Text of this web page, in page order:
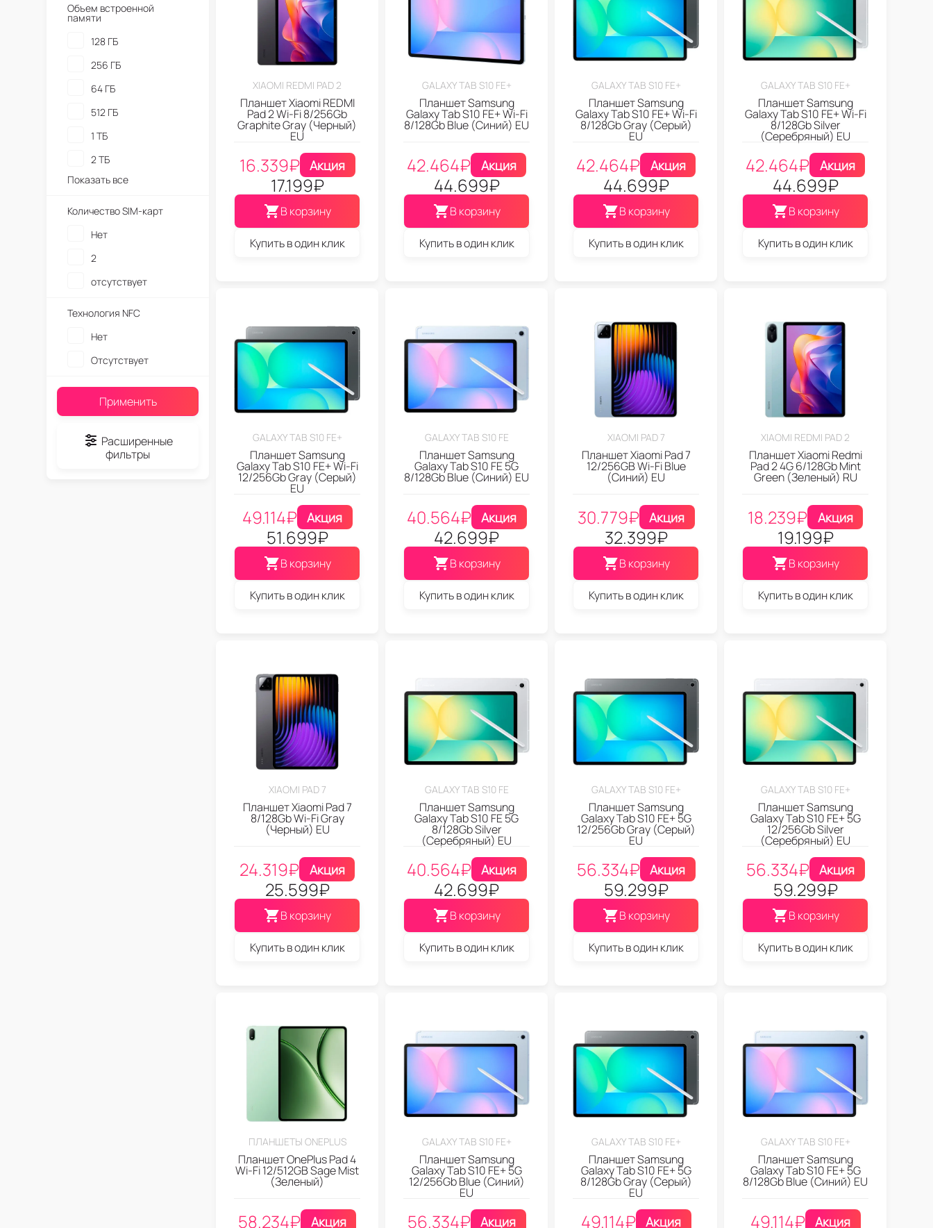
XIAOMI REDMI PAD 2
Планшет Xiaomi REDMI
Pad 2 Wi-Fi 8/256Gb
Graphite Gray (Черный)
EU
16.339₽ Акция
17.199₽
В корзину
Купить в один клик
GALAXY TAB S10 FE+
Планшет Samsung
Galaxy Tab S10 FE+ Wi-Fi
8/128Gb Blue (Синий) EU
42.464₽ Акция
44.699₽
В корзину
Купить в один клик
GALAXY TAB S10 FE+
Планшет Samsung
Galaxy Tab S10 FE+ Wi-Fi
8/128Gb Gray (Серый)
EU
42.464₽ Акция
44.699₽
В корзину
Купить в один клик
GALAXY TAB S10 FE+
Планшет Samsung
Galaxy Tab S10 FE+ Wi-Fi
8/128Gb Silver
(Серебряный) EU
42.464₽ Акция
44.699₽
В корзину
Купить в один клик
GALAXY TAB S10 FE+
Планшет Samsung
Galaxy Tab S10 FE+ Wi-Fi
12/256Gb Gray (Серый)
EU
49.114₽ Акция
51.699₽
В корзину
Купить в один клик
GALAXY TAB S10 FE
Планшет Samsung
Galaxy Tab S10 FE 5G
8/128Gb Blue (Синий) EU
40.564₽ Акция
42.699₽
В корзину
Купить в один клик
XIAOMI PAD 7
Планшет Xiaomi Pad 7
12/256GB Wi-Fi Blue
(Синий) EU
30.779₽ Акция
32.399₽
В корзину
Купить в один клик
XIAOMI REDMI PAD 2
Планшет Xiaomi Redmi
Pad 2 4G 6/128Gb Mint
Green (Зеленый) RU
18.239₽ Акция
19.199₽
В корзину
Купить в один клик
XIAOMI PAD 7
Планшет Xiaomi Pad 7
8/128Gb Wi-Fi Gray
(Черный) EU
24.319₽ Акция
25.599₽
В корзину
Купить в один клик
GALAXY TAB S10 FE
Планшет Samsung
Galaxy Tab S10 FE 5G
8/128Gb Silver
(Серебряный) EU
40.564₽ Акция
42.699₽
В корзину
Купить в один клик
GALAXY TAB S10 FE+
Планшет Samsung
Galaxy Tab S10 FE+ 5G
12/256Gb Gray (Серый)
EU
56.334₽ Акция
59.299₽
В корзину
Купить в один клик
GALAXY TAB S10 FE+
Планшет Samsung
Galaxy Tab S10 FE+ 5G
12/256Gb Silver
(Серебряный) EU
56.334₽ Акция
59.299₽
В корзину
Купить в один клик
ПЛАНШЕТЫ ONEPLUS
Планшет OnePlus Pad 4
Wi-Fi 12/512GB Sage Mist
(Зеленый)
58.234₽ Акция
GALAXY TAB S10 FE+
Планшет Samsung
Galaxy Tab S10 FE+ 5G
12/256Gb Blue (Синий)
EU
56.334₽ Акция
GALAXY TAB S10 FE+
Планшет Samsung
Galaxy Tab S10 FE+ 5G
8/128Gb Gray (Серый)
EU
49.114₽ Акция
GALAXY TAB S10 FE+
Планшет Samsung
Galaxy Tab S10 FE+ 5G
8/128Gb Blue (Синий) EU
49.114₽ Акция
Объем встроенной
памяти
128 ГБ
256 ГБ
64 ГБ
512 ГБ
1 ТБ
2 ТБ
Показать все
Количество SIM-карт
Нет
2
отсутствует
Технология NFC
Нет
Отсутствует
Применить
Расширенные
фильтры